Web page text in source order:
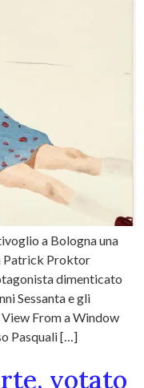
a Bologna una
Patrick Proktor
dimenticato
Sessanta e gli
From a Window
Pasquali […]
votato